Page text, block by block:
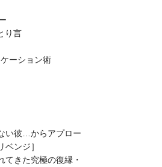
い彼…からアプロー
ンジ］
てきた究極の復縁・